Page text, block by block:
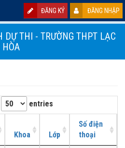
ĐĂNG KÝ ĐĂNG NHẬP
DỰ THI - TRƯỜNG THPT LẠC
HÒA
entries
Khoa Lớp
Số điện
thoại